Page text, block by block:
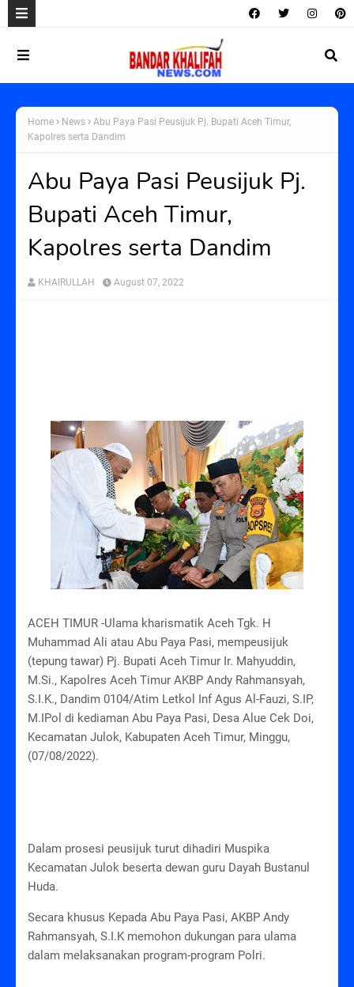
Home News
Abu Paya Pasi Peusijuk Pj. Bupati Aceh Timur,
Kapolres serta Dandim
Abu Paya Pasi Peusijuk Pj.
Bupati Aceh Timur,
Kapolres serta Dandim
KHAIRULLAH August 07, 2022
ACEH TIMUR -Ulama kharismatik Aceh Tgk. H
Muhammad Ali atau Abu Paya Pasi, mempeusijuk
(tepung tawar) Pj. Bupati Aceh Timur Ir. Mahyuddin,
M.Si., Kapolres Aceh Timur AKBP Andy Rahmansyah,
S.I.K., Dandim 0104/Atim Letkol Inf Agus Al-Fauzi, S.IP,
M.IPol di kediaman Abu Paya Pasi, Desa Alue Cek Doi,
Kecamatan Julok, Kabupaten Aceh Timur, Minggu,
(07/08/2022).
Dalam prosesi peusijuk turut dihadiri Muspika
Kecamatan Julok beserta dewan guru Dayah Bustanul
Huda.
Secara khusus Kepada Abu Paya Pasi, AKBP Andy
Rahmansyah, S.I.K memohon dukungan para ulama
dalam melaksanakan program-program Polri.